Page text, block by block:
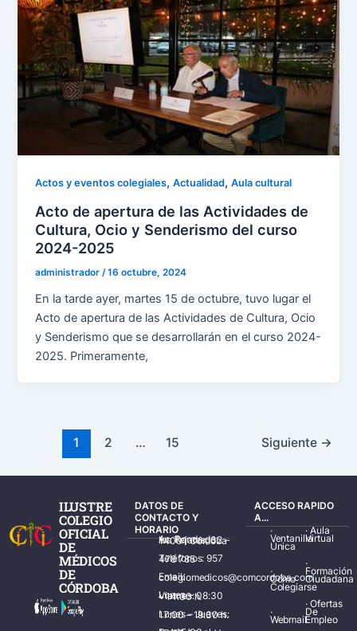
Actos y eventos colegiales,Actualidad,Aula cultural
Acto de apertura de las Actividades de
Cultura, Ocio y Senderismo del curso
2024-2025
administrador /16 octubre, 2024
En la tarde ayer, martes 15 de octubre, tuvo lugar el
Acto de apertura de las Actividades de Cultura, Ocio
y Senderismo que se desarrollarán en el curso 2024-
2025. Primeramente,
1 2 … 15 Siguiente →
ILUSTRE
COLEGIO
OFICIAL
DE
MÉDICOS
DE
CÓRDOBA
DATOS DE
CONTACTO Y
HORARIO
Av. Ronda de los Tejares, 32 – 14001 Córdoba
Teléfonos: 957 478 785
Email: colegiomedicos@comcordoba.com
Lunes – Viernes: 08:30 – 14:30 h.
Lunes – Jueves: 17:00 – 19:30 h.
ACCESO RAPIDO
A...
·
Ventanilla
Única
·
Cómo
Colegiarse
·
Webmail
·Aula
Virtual
·
Formación
Ciudadana
·Ofertas
De
Empleo